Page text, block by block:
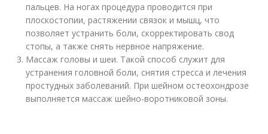
пальцев. На ногах процедура проводится при
плоскостопии, растяжении связок и мышц, что
позволяет устранить боли, скорректировать свод
стопы, а также снять нервное напряжение.
Массаж головы и шеи. Такой способ служит для
устранения головной боли, снятия стресса и лечения
простудных заболеваний. При шейном остеохондрозе
выполняется массаж шейно-воротниковой зоны.